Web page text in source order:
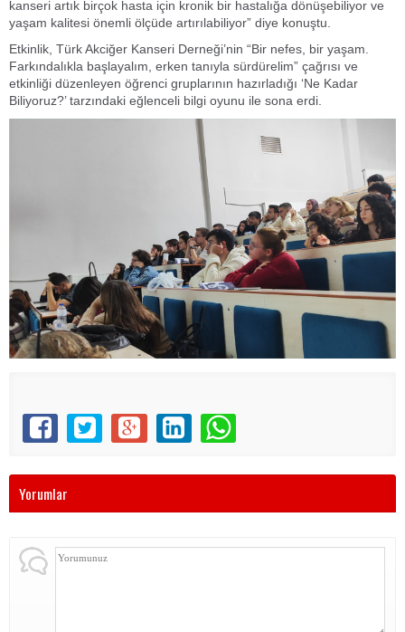
kanseri artık birçok hasta için kronik bir hastalığa dönüşebiliyor ve
yaşam kalitesi önemli ölçüde artırılabiliyor” diye konuştu.
Etkinlik, Türk Akciğer Kanseri Derneği’nin “Bir nefes, bir yaşam.
Farkındalıkla başlayalım, erken tanıyla sürdürelim” çağrısı ve
etkinliği düzenleyen öğrenci gruplarının hazırladığı ‘Ne Kadar
Biliyoruz?’ tarzındaki eğlenceli bilgi oyunu ile sona erdi.
Yorumlar